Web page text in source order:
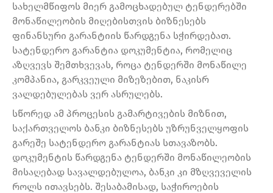
სახელმწიფოს მიერ გამოცხადებულ ტენდერებში
მონაწილეობის მიღებისთვის ბიზნესებს
ფინანსური გარანტიის წარდგენა სჭირდებათ.
სატენდერო გარანტია დოკუმენტია, რომელიც
აზღვევს შემთხვევას, როცა ტენდერში მონაწილე
კომპანია, გარკვეული მიზეზებით, ნაკისრ
ვალდებულებას ვერ ასრულებს.
სწორედ ამ პროცესის გამარტივების მიზნით,
საქართველოს ბანკი ბიზნესებს უზრუნველყოფის
გარეშე სატენდერო გარანტიას სთავაზობს.
დოკუმენტის წარდგენა ტენდერში მონაწილეობის
მისაღებად სავალდებულოა, ბანკი კი მზღვეველის
როლს ითავსებს. შესაბამისად, საჭიროების